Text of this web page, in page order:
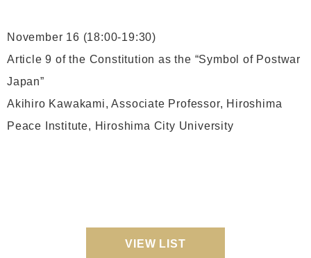
November 16 (18:00-19:30)
Article 9 of the Constitution as the “Symbol of Postwar
Japan”
Akihiro Kawakami, Associate Professor, Hiroshima
Peace Institute, Hiroshima City University
VIEW LIST